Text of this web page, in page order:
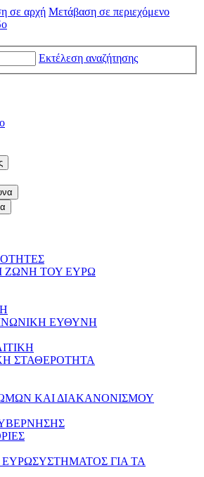
σε αρχή Μετάβαση σε περιεχόμενο
Εκτέλεση αναζήτησης
ΖΩΝΗ ΤΟΥ ΕΥΡΩ
ΕΥΘΥΝΗ
ΣΤΑΘΕΡΟΤΗΤΑ
ΚΑΙ ΔΙΑΚΑΝΟΝΙΣΜΟΥ
ΓΙΑ ΤΑ